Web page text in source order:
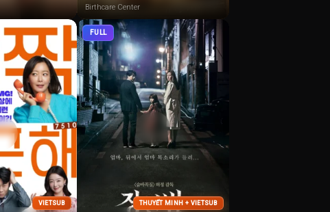
Birthcare Center
VIETSUB
FULL
THUYẾT MINH + VIETSUB